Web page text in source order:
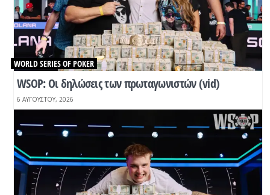
WSOP: Οι δηλώσεις των πρωταγωνιστών (vid)
WORLD SERIES OF POKER
6 ΑΥΓΟΎΣΤΟΥ, 2026